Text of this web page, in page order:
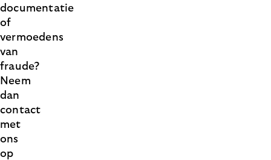
documentatie
of
vermoedens
van
fraude?
Neem
dan
contact
met
ons
op